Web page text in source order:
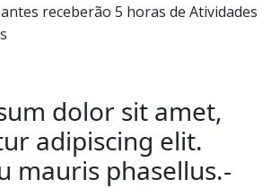
receberão 5 horas de Atividades
dolor sit amet,
adipiscing elit.
mauris phasellus.-